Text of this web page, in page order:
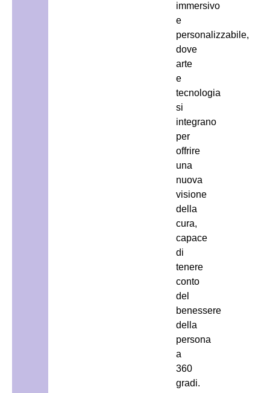
immersivo
e
personalizzabile,
dove
arte
e
tecnologia
si
integrano
per
offrire
una
nuova
visione
della
cura,
capace
di
tenere
conto
del
benessere
della
persona
a
360
gradi.